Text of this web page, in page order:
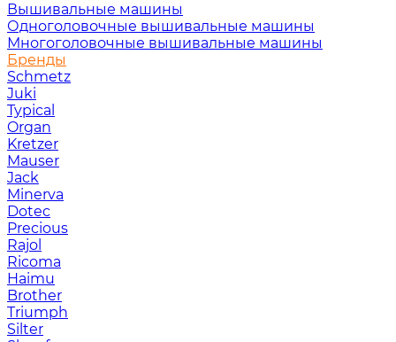
Вышивальные машины
Одноголовочные вышивальные машины
Многоголовочные вышивальные машины
Бренды
Schmetz
Juki
Typical
Organ
Kretzer
Mauser
Jack
Minerva
Dotec
Precious
Rajol
Ricoma
Haimu
Brother
Triumph
Silter